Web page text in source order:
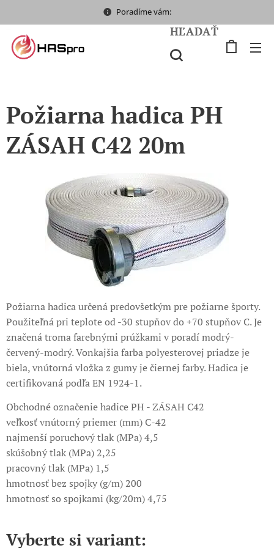
Poradíme vám:
HĽADAŤ
Požiarna hadica PH
ZÁSAH C42 20m
Požiarna hadica určená predovšetkým pre požiarne športy.
Použiteľná pri teplote od -30 stupňov do +70 stupňov C. Je
značená troma farebnými prúžkami v poradí modrý-
červený-modrý. Vonkajšia farba polyesterovej priadze je
biela, vnútorná vložka z gumy je čiernej farby. Hadica je
certifikovaná podľa EN 1924-1.
Obchodné označenie hadice PH - ZÁSAH C42
veľkosť vnútorný priemer (mm) C-42
najmenší poruchový tlak (MPa) 4,5
skúšobný tlak (MPa) 2,25
pracovný tlak (MPa) 1,5
hmotnosť bez spojky (g/m) 200
hmotnosť so spojkami (kg/20m) 4,75
Vyberte si variant: